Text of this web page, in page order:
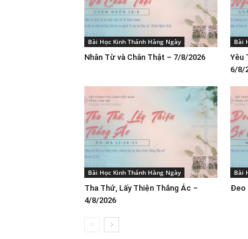
Bài Học Kinh Thánh Hàng Ngày
Nhân Từ và Chân Thật – 7/8/2026
Bài
Yêu
6/8/
Bài Học Kinh Thánh Hàng Ngày
Tha Thứ, Lấy Thiện Thắng Ác –
4/8/2026
Bài
Đeo